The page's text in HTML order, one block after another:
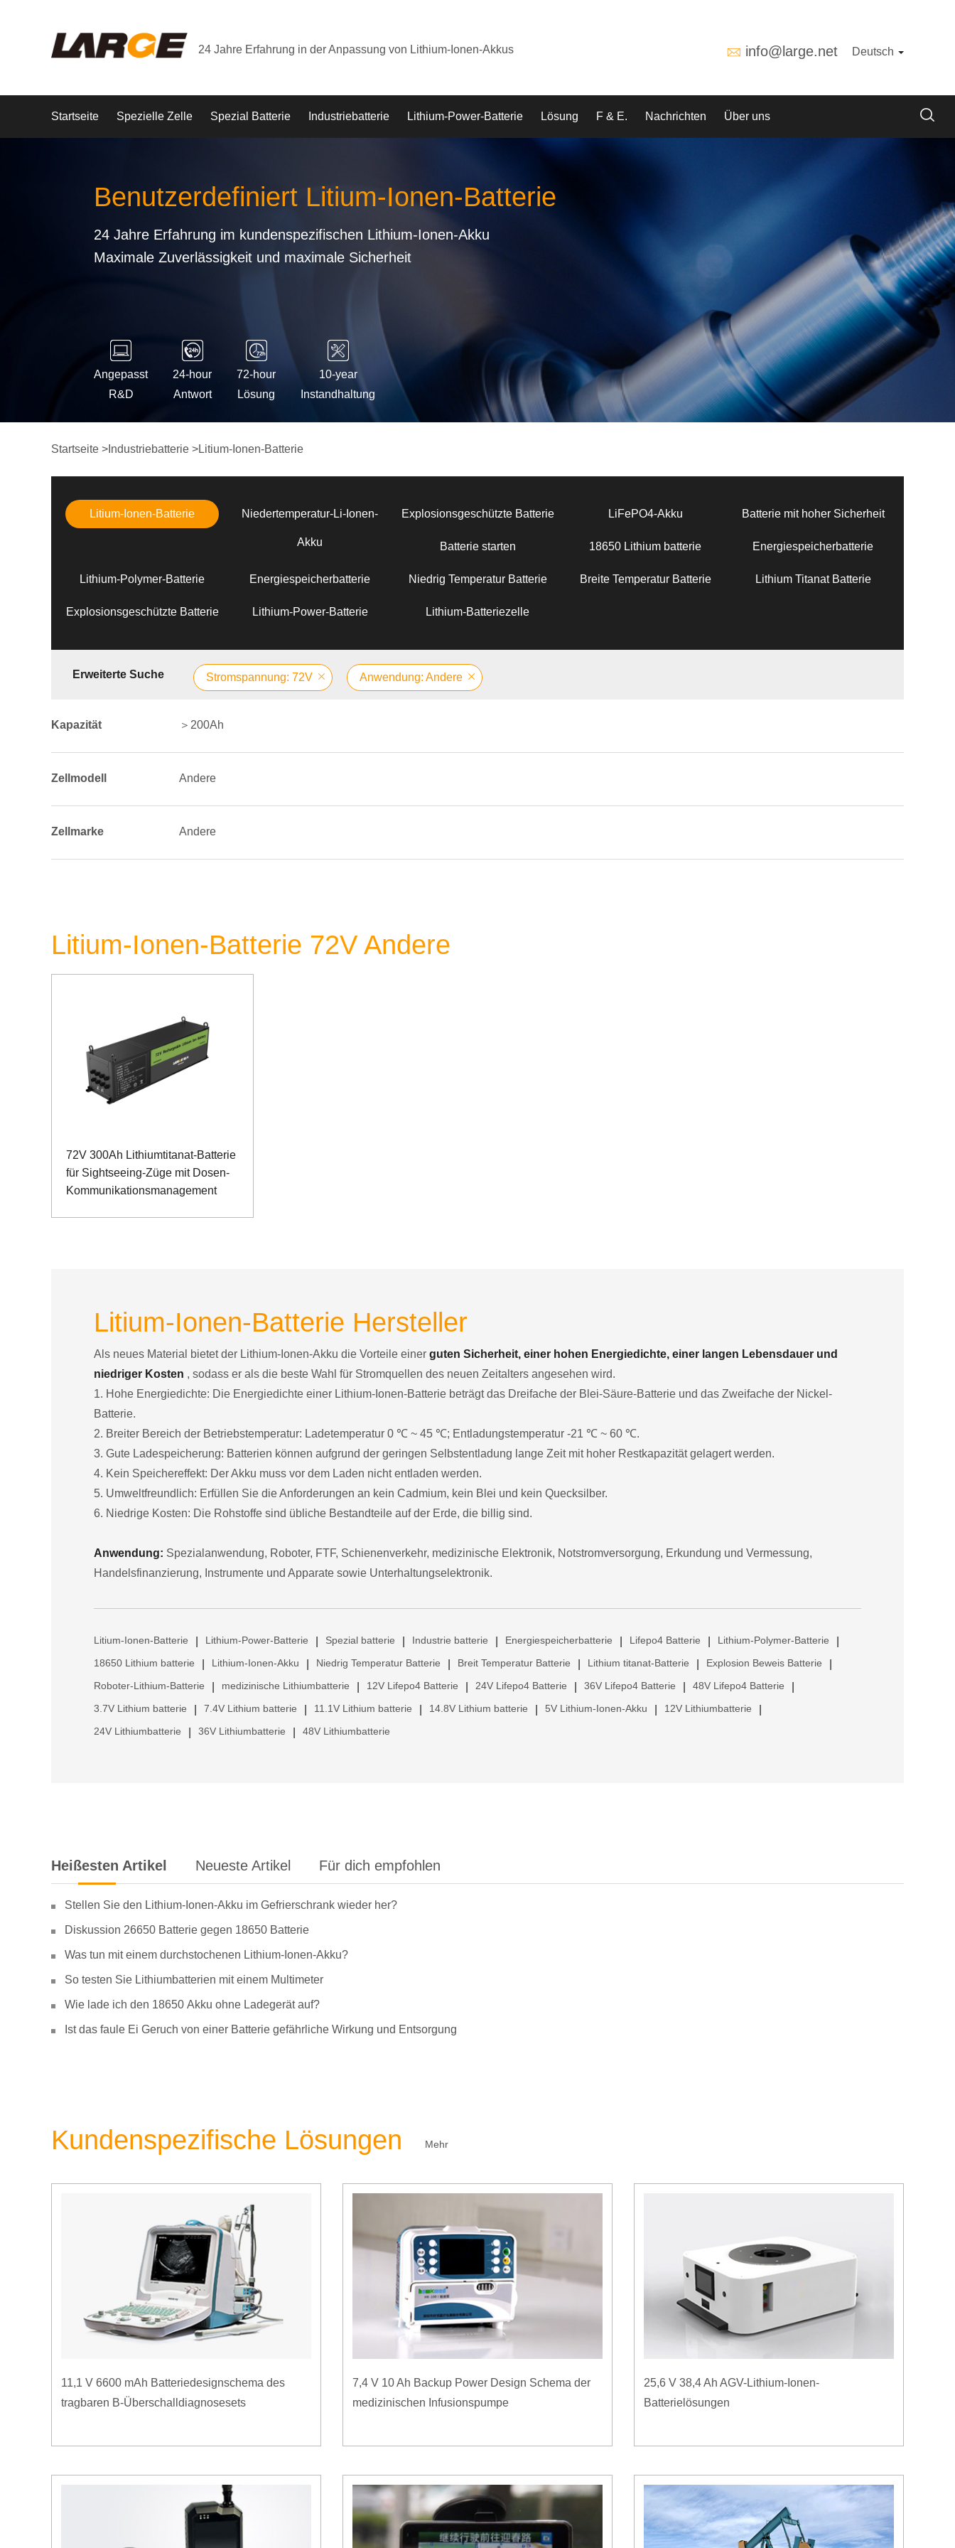
24 Jahre Erfahrung in der Anpassung von Lithium-Ionen-Akkus info@large.net Deutsch
Startseite Spezielle Zelle Spezial Batterie Industriebatterie Lithium-Power-Batterie Lösung F & E. Nachrichten Über uns
Benutzerdefiniert Litium-Ionen-Batterie
24 Jahre Erfahrung im kundenspezifischen Lithium-Ionen-Akku
Maximale Zuverlässigkeit und maximale Sicherheit
Angepasst
R&D
24-hour
Antwort
72-hour
Lösung
10-year
Instandhaltung
Startseite > Industriebatterie >Litium-Ionen-Batterie
Litium-Ionen-Batterie Niedertemperatur-Li-Ionen-
Akku
Explosionsgeschützte Batterie LiFePO4-Akku Batterie mit hoher Sicherheit
Batterie starten 18650 Lithium batterie Energiespeicherbatterie
Lithium-Polymer-Batterie Energiespeicherbatterie Niedrig Temperatur Batterie Breite Temperatur Batterie Lithium Titanat Batterie
Explosionsgeschützte Batterie Lithium-Power-Batterie Lithium-Batteriezelle
Erweiterte Suche Stromspannung: 72V Anwendung: Andere
Kapazität ＞200Ah
Zellmodell Andere
Zellmarke Andere
Litium-Ionen-Batterie 72V Andere
72V 300Ah Lithiumtitanat-Batterie
für Sightseeing-Züge mit Dosen-
Kommunikationsmanagement
Litium-Ionen-Batterie Hersteller
Als neues Material bietet der Lithium-Ionen-Akku die Vorteile einer guten Sicherheit, einer hohen Energiedichte, einer langen Lebensdauer und
niedriger Kosten , sodass er als die beste Wahl für Stromquellen des neuen Zeitalters angesehen wird.
1. Hohe Energiedichte: Die Energiedichte einer Lithium-Ionen-Batterie beträgt das Dreifache der Blei-Säure-Batterie und das Zweifache der Nickel-
Batterie.
2. Breiter Bereich der Betriebstemperatur: Ladetemperatur 0 ℃ ~ 45 ℃; Entladungstemperatur -21 ℃ ~ 60 ℃.
3. Gute Ladespeicherung: Batterien können aufgrund der geringen Selbstentladung lange Zeit mit hoher Restkapazität gelagert werden.
4. Kein Speichereffekt: Der Akku muss vor dem Laden nicht entladen werden.
5. Umweltfreundlich: Erfüllen Sie die Anforderungen an kein Cadmium, kein Blei und kein Quecksilber.
6. Niedrige Kosten: Die Rohstoffe sind übliche Bestandteile auf der Erde, die billig sind.
Anwendung: Spezialanwendung, Roboter, FTF, Schienenverkehr, medizinische Elektronik, Notstromversorgung, Erkundung und Vermessung,
Handelsfinanzierung, Instrumente und Apparate sowie Unterhaltungselektronik.
Litium-Ionen-Batterie Lithium-Power-Batterie Spezial batterie Industrie batterie Energiespeicherbatterie Lifepo4 Batterie Lithium-Polymer-Batterie
18650 Lithium batterie Lithium-Ionen-Akku Niedrig Temperatur Batterie Breit Temperatur Batterie Lithium titanat-Batterie Explosion Beweis Batterie
Roboter-Lithium-Batterie medizinische Lithiumbatterie 12V Lifepo4 Batterie 24V Lifepo4 Batterie 36V Lifepo4 Batterie 48V Lifepo4 Batterie
3.7V Lithium batterie 7.4V Lithium batterie 11.1V Lithium batterie 14.8V Lithium batterie 5V Lithium-Ionen-Akku 12V Lithiumbatterie
24V Lithiumbatterie 36V Lithiumbatterie 48V Lithiumbatterie
Heißesten Artikel Neueste Artikel Für dich empfohlen
Stellen Sie den Lithium-Ionen-Akku im Gefrierschrank wieder her?
Diskussion 26650 Batterie gegen 18650 Batterie
Was tun mit einem durchstochenen Lithium-Ionen-Akku?
So testen Sie Lithiumbatterien mit einem Multimeter
Wie lade ich den 18650 Akku ohne Ladegerät auf?
Ist das faule Ei Geruch von einer Batterie gefährliche Wirkung und Entsorgung
Kundenspezifische Lösungen Mehr
11,1 V 6600 mAh Batteriedesignschema des
tragbaren B-Überschalldiagnosesets
7,4 V 10 Ah Backup Power Design Schema der
medizinischen Infusionspumpe
25,6 V 38,4 Ah AGV-Lithium-Ionen-
Batterielösungen